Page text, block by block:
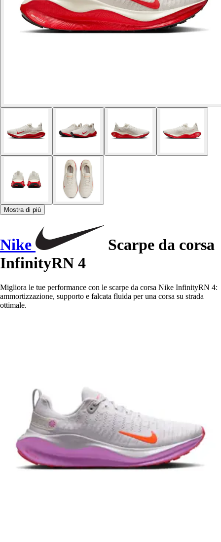
Mostra di più
Nike
Scarpe da corsa
InfinityRN 4
Migliora le tue performance con le scarpe da corsa Nike InfinityRN 4:
ammortizzazione, supporto e falcata fluida per una corsa su strada
ottimale.